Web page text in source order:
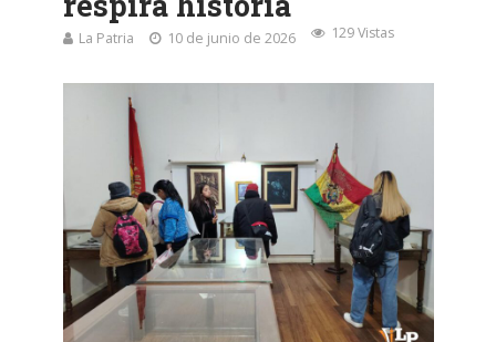
La Patria 10 de junio de 2026 129 Vistas